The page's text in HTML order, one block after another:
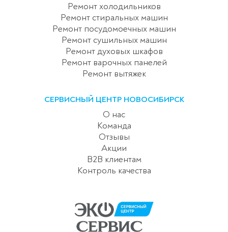
Ремонт холодильников
Ремонт стиральных машин
Ремонт посудомоечных машин
Ремонт сушильных машин
Ремонт духовых шкафов
Ремонт варочных панелей
Ремонт вытяжек
СЕРВИСНЫЙ ЦЕНТР НОВОСИБИРСК
О нас
Команда
Отзывы
Акции
B2B клиентам
Контроль качества